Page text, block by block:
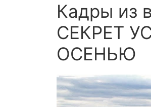
Кадры из
СЕКРЕТ
ОСЕНЬЮ